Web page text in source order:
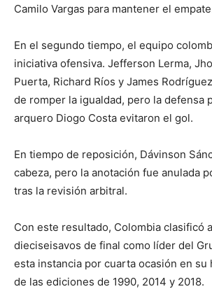
Camilo Vargas para mantener el
En el segundo tiempo, el equipo
iniciativa ofensiva. Jefferson Lerma,
Puerta, Richard Ríos y James
de romper la igualdad, pero la defensa
arquero Diogo Costa evitaron el gol.
En tiempo de reposición, Dávinson
cabeza, pero la anotación fue anulada
tras la revisión arbitral.
Con este resultado, Colombia clasificó
dieciseisavos de final como líder del
esta instancia por cuarta ocasión en su
de las ediciones de 1990, 2014 y 2018.